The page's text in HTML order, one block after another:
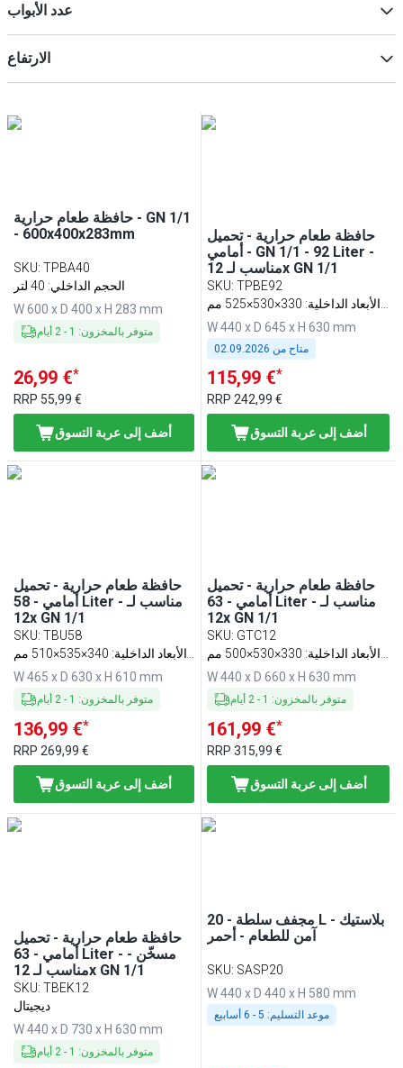
الشرائح(
16
)
الكماشات(
13
)
(
12
)
ملحقات للأجزاء الصغيرة(
9
)
عدد الأبواب
الارتفاع
حافظة طعام حرارية - GN 1/1
- 600x400x283mm
SKU: TPBA40
الحجم الداخلي: 40 لتر
W 600 x D 400 x H 283 mm
متوفر بالمخزون:
1
-
2 أيام
26,99 €*
RRP 55,99 €
أضف إلى عربة التسوق
حافظة طعام حرارية - تحميل
أمامي - GN 1/1 - 92 Liter -
مناسب لـ 12x GN 1/1
SKU:TPBE92
الأبعاد الداخلية: 330×530×525 مم
(عرض×عمق×ارتفاع)
W 440 x D 645 x H 630 mm
متاح من 02.09.2026
115,99 €*
RRP242,99 €
أضف إلى عربة التسوق
حافظة طعام حرارية - تحميل
أمامي - 58 Liter - مناسب لـ
12x GN 1/1
SKU: TBU58
الأبعاد الداخلية: 340×535×510 مم
(عرض×عمق×ارتفاع)
W 465 x D 630 x H 610 mm
متوفر بالمخزون:
1
-
2 أيام
136,99 €*
RRP 269,99 €
أضف إلى عربة التسوق
حافظة طعام حرارية - تحميل
أمامي - 63 Liter - مناسب لـ
12x GN 1/1
SKU: GTC12
الأبعاد الداخلية: 330×530×500 مم
(عرض×عمق×ارتفاع)
W 440 x D 660 x H 630 mm
متوفر بالمخزون:
1
-
2 أيام
161,99 €*
RRP315,99 €
أضف إلى عربة التسوق
حافظة طعام حرارية - تحميل
أمامي - 63 Liter - مسخّن -
مناسب لـ 12x GN 1/1
SKU: TBEK12
ديجيتال
W 440 x D 730 x H 630 mm
متوفر بالمخزون:
1
-
2 أيام
مجفف سلطة - 20 L - بلاستيك
آمن للطعام - أحمر
SKU: SASP20
W 440 x D 440 x H 580 mm
موعد التسليم: